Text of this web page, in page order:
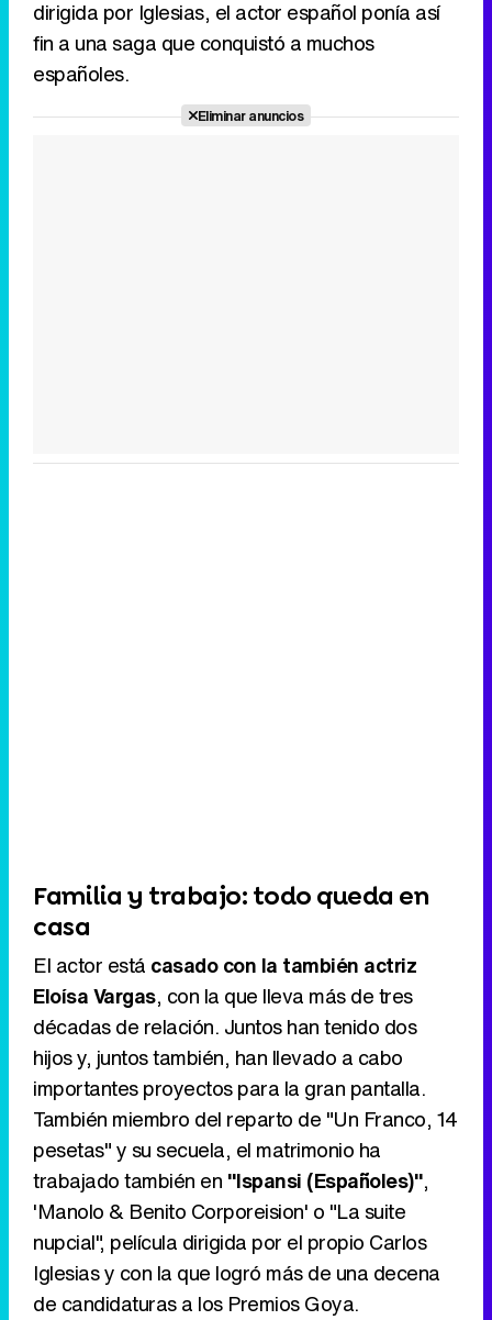
dirigida por Iglesias, el actor español ponía así
fin a una saga que conquistó a muchos
españoles.
Eliminar anuncios
Familia y trabajo: todo queda en
casa
El actor está casado con la también actriz
Eloísa Vargas, con la que lleva más de tres
décadas de relación. Juntos han tenido dos
hijos y, juntos también, han llevado a cabo
importantes proyectos para la gran pantalla.
También miembro del reparto de "Un Franco, 14
pesetas" y su secuela, el matrimonio ha
trabajado también en "Ispansi (Españoles)",
'Manolo & Benito Corporeision' o "La suite
nupcial", película dirigida por el propio Carlos
Iglesias y con la que logró más de una decena
de candidaturas a los Premios Goya.